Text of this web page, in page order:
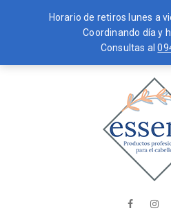
Horario de retiros lunes a
Coordinando día y
Consultas al
to
EL
Facebook